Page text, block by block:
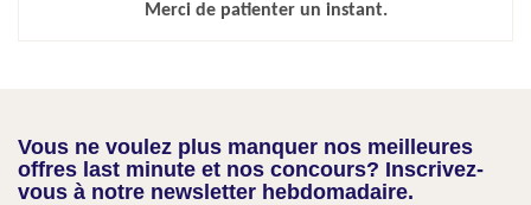
Merci de patienter un instant.
Vous ne voulez plus manquer nos meilleures
offres last minute et nos concours? Inscrivez-
vous à notre newsletter hebdomadaire.